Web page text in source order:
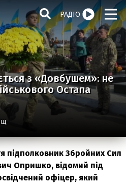
РАДІО
з «Довбушем»: не
Остапа
підполковник Збройних Сил
Опришко, відомий під
офіцер, який